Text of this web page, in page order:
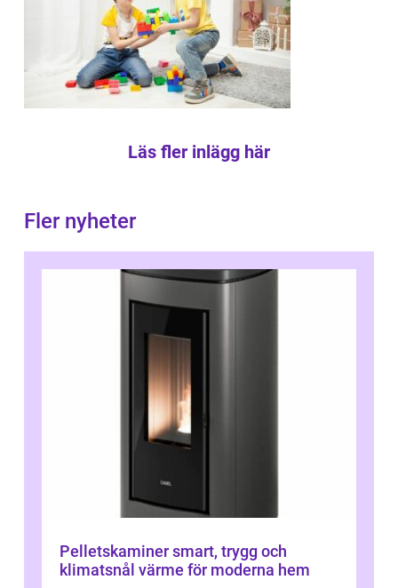
Läs fler inlägg här
Fler nyheter
Pelletskaminer smart, trygg och
klimatsnål värme för moderna hem